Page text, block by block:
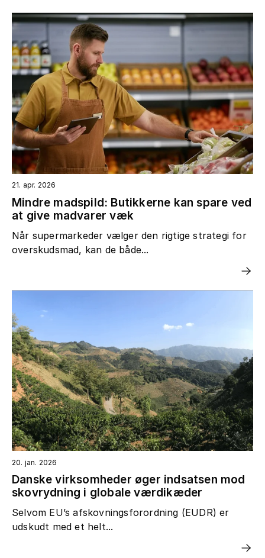
21. apr. 2026
Mindre madspild: Butikkerne kan spare ved
at give madvarer væk
Når supermarkeder vælger den rigtige strategi for
overskudsmad, kan de både...
20. jan. 2026
Danske virksomheder øger indsatsen mod
skovrydning i globale værdikæder
Selvom EU’s afskovningsforordning (EUDR) er
udskudt med et helt...